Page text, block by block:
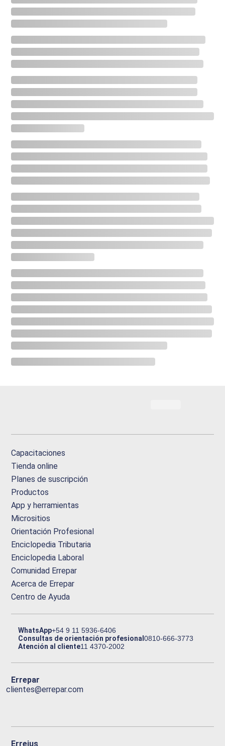
Capacitaciones
Tienda online
Planes de suscripción
Productos
App y herramientas
Micrositios
Orientación Profesional
Enciclopedia Tributaria
Enciclopedia Laboral
Comunidad Errepar
Acerca de Errepar
Centro de Ayuda
WhatsApp+54 9 11 5936-6406
Consultas de orientación profesional0810-666-3773
Atención al cliente11 4370-2002
Errepar
clientes@errepar.com
Erreius